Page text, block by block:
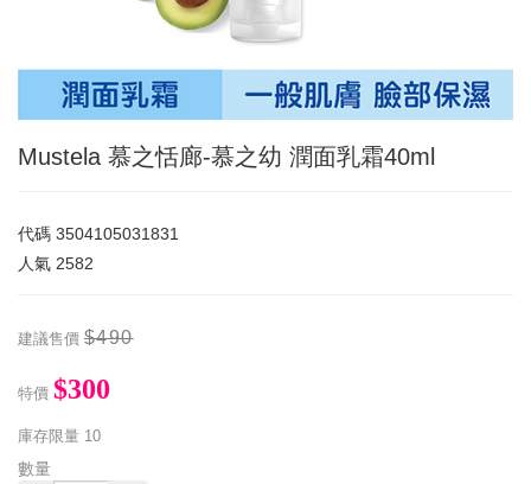
Mustela 慕之恬廊-慕之幼 潤面乳霜40ml
代碼 3504105031831
人氣 2582
建議售價 $490
特價 $300
庫存限量 10
數量